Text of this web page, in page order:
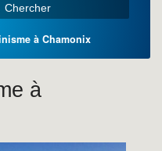
à Chamonix
à